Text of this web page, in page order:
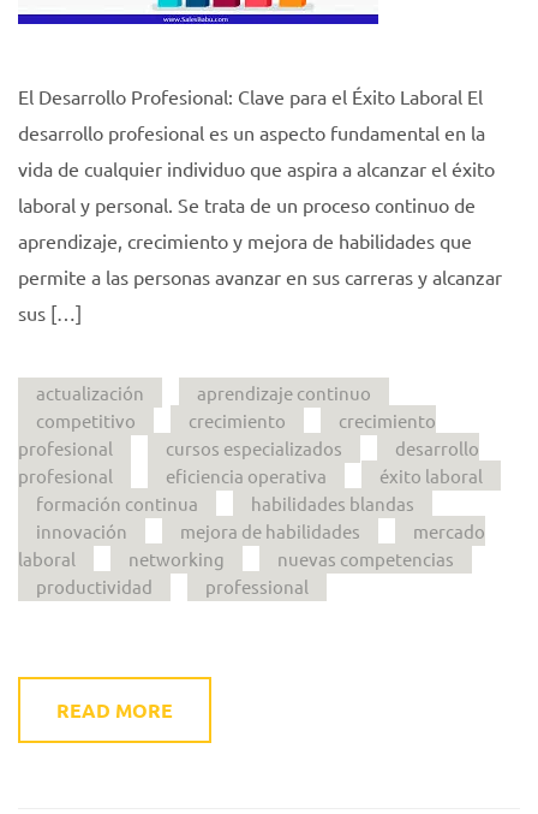
El Desarrollo Profesional: Clave para el Éxito Laboral El
desarrollo profesional es un aspecto fundamental en la
vida de cualquier individuo que aspira a alcanzar el éxito
laboral y personal. Se trata de un proceso continuo de
aprendizaje, crecimiento y mejora de habilidades que
permite a las personas avanzar en sus carreras y alcanzar
sus […]
actualización
aprendizaje continuo
competitivo
crecimiento
crecimiento
profesional
cursos especializados
desarrollo
profesional
eficiencia operativa
éxito laboral
formación continua
habilidades blandas
innovación
mejora de habilidades
mercado
laboral
networking
nuevas competencias
productividad
professional
READ MORE